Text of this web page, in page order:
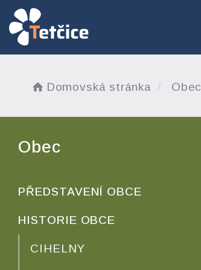
Domovská stránka Obec
Obec
PŘEDSTAVENÍ OBCE
HISTORIE OBCE
CIHELNY